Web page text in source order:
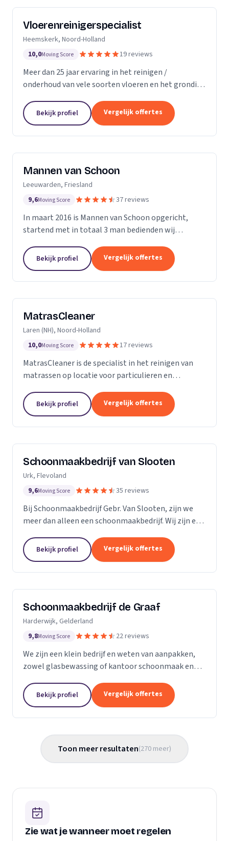
Vloerenreinigerspecialist
Heemskerk, Noord-Holland
10,0Moving Score 19 reviews
Meer dan 25 jaar ervaring in het reinigen /
onderhoud van vele soorten vloeren en het grondig
objecten zoals meubels en stoelen, zowel bij u
thuis...
Bekijk profiel Vergelijk offertes
Mannen van Schoon
Leeuwarden, Friesland
9,6Moving Score 37 reviews
In maart 2016 is Mannen van Schoon opgericht,
startend met in totaal 3 man bedienden wij
specialistische schoonmaak groeide Mannen van
Schoon al snel uit...
Bekijk profiel Vergelijk offertes
MatrasCleaner
Laren (NH), Noord-Holland
10,0Moving Score 17 reviews
MatrasCleaner is de specialist in het reinigen van
matrassen op locatie voor particulieren en
desinfectie van de matrassen wordt alle vervuiling...
Bekijk profiel Vergelijk offertes
Schoonmaakbedrijf van Slooten
Urk, Flevoland
9,6Moving Score 35 reviews
Bij Schoonmaakbedrijf Gebr. Van Slooten, zijn we
meer dan alleen een schoonmaakbedrijf. Wij zijn een
om uw omgeving schoon, fris en gastvrij te...
Bekijk profiel Vergelijk offertes
Schoonmaakbedrijf de Graaf
Harderwijk, Gelderland
9,8Moving Score 22 reviews
We zijn een klein bedrijf en weten van aanpakken,
zowel glasbewassing of kantoor schoonmaak en
bedrijven waar schoon gemaakt moet worden is
voor ons...
Bekijk profiel Vergelijk offertes
Toon meer resultaten(270 meer)
Zie wat je wanneer moet regelen